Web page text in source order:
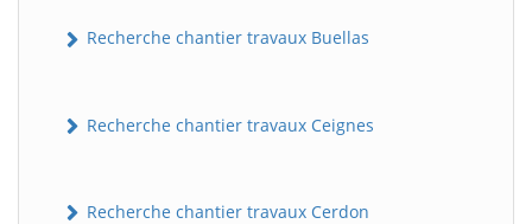
Recherche chantier travaux Buellas
Recherche chantier travaux Ceignes
Recherche chantier travaux Cerdon